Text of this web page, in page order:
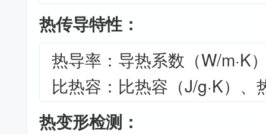
热传导特性：
热导率：导热系数（W/m·K
比热容：比热容（J/g·K）、
热变形检测：